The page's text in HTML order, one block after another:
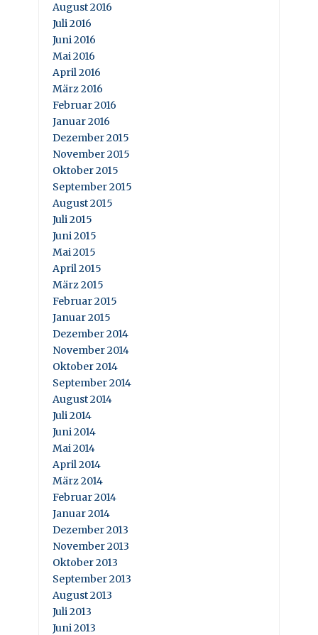
August 2016
Juli 2016
Juni 2016
Mai 2016
April 2016
März 2016
Februar 2016
Januar 2016
Dezember 2015
November 2015
Oktober 2015
September 2015
August 2015
Juli 2015
Juni 2015
Mai 2015
April 2015
März 2015
Februar 2015
Januar 2015
Dezember 2014
November 2014
Oktober 2014
September 2014
August 2014
Juli 2014
Juni 2014
Mai 2014
April 2014
März 2014
Februar 2014
Januar 2014
Dezember 2013
November 2013
Oktober 2013
September 2013
August 2013
Juli 2013
Juni 2013